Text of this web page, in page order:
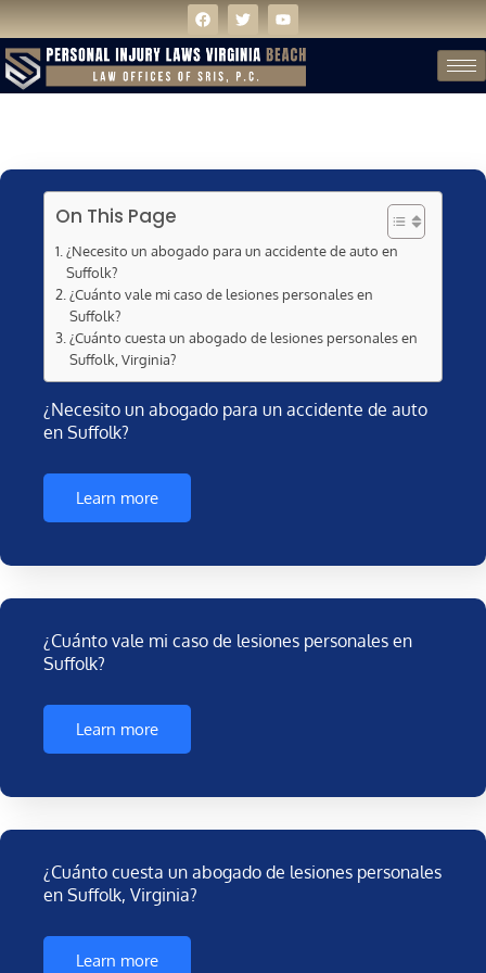
On This Page
¿Necesito un abogado para un accidente de auto en
Suffolk?
¿Cuánto vale mi caso de lesiones personales en
Suffolk?
¿Cuánto cuesta un abogado de lesiones personales en
Suffolk, Virginia?
¿Necesito un abogado para un accidente de auto
en Suffolk?
Learn more
¿Cuánto vale mi caso de lesiones personales en
Suffolk?
Learn more
¿Cuánto cuesta un abogado de lesiones personales
en Suffolk, Virginia?
Learn more